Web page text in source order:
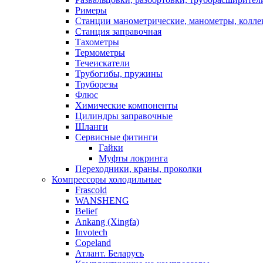
Римеры
Станции манометрические, манометры,
Станция заправочная
Тахометры
Термометры
Течеискатели
Трубогибы, пружины
Труборезы
Флюс
Химические компоненты
Цилиндры заправочные
Шланги
Сервисные фитинги
Гайки
Муфты локринга
Переходники, краны, проколки
Компрессоры холодильные
Frascold
WANSHENG
Belief
Ankang (Xingfa)
Invotech
Copeland
Атлант. Беларусь